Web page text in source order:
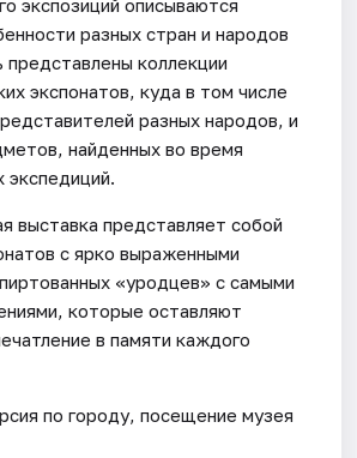
экспозиций описываются
разных стран и народов
коллекции
экспонатов, куда в том числе
разных народов, и
найденных во время
экспедиций.
выставка представляет собой
с ярко выраженными
«уродцев» с самыми
которые оставляют
в памяти каждого
по городу, посещение музея